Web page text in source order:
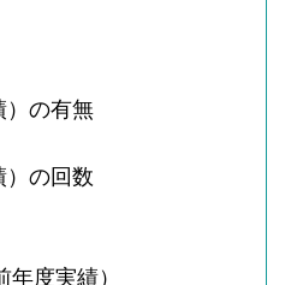
）の有無
）の回数
度実績）